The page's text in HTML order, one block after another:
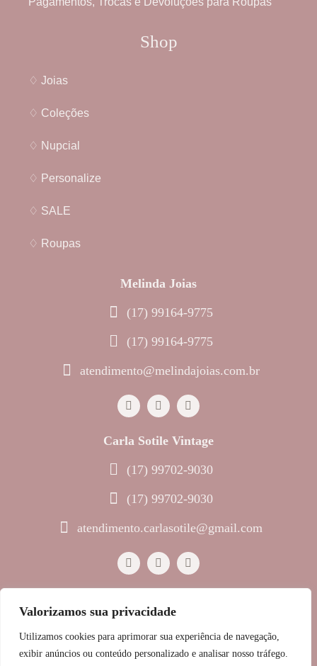
Valorizamos sua privacidade
Utilizamos cookies para aprimorar sua experiência de navegação,
exibir anúncios ou conteúdo personalizado e analisar nosso tráfego.
Shop
♢ Joias
♢ Coleções
♢ Nupcial
♢ Personalize
♢ SALE
♢ Roupas
Melinda Joias
(17) 99164-9775
(17) 99164-9775
atendimento@melindajoias.com.br
Carla Sotile Vintage
(17) 99702-9030
(17) 99702-9030
atendimento.carlasotile@gmail.com
© 2023 Melinda Joias • Todos os direitos reservados
Política de Privacidade